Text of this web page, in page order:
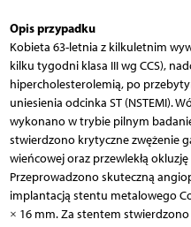
Opis przypadku
Kobieta 63-letnia z kilkuletnim
kilku tygodni klasa III wg CCS),
hipercholesterolemią, po
uniesienia odcinka ST (NSTEMI).
wykonano w trybie pilnym
stwierdzono krytyczne zwężenie
wieńcowej oraz przewlekłą
Przeprowadzono skuteczną
implantacją stentu metalowego
× 16 mm. Za stentem